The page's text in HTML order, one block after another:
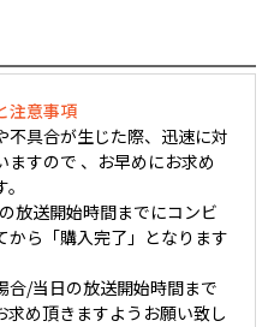
注意事項
具合が生じた際、迅速に対
すので 、お早めにお求め
放送開始時間までにコンビ
から「購入完了」となります
/当日の放送開始時間まで
求め頂きますようお願い致し